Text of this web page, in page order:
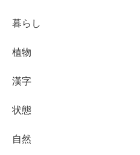
暮らし
植物
漢字
状態
自然